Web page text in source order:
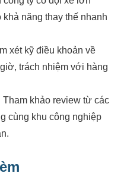
khả năng thay thế nhanh
xét kỹ điều khoản về
trách nhiệm với hàng
Tham khảo review từ các
cùng khu công nghiệp